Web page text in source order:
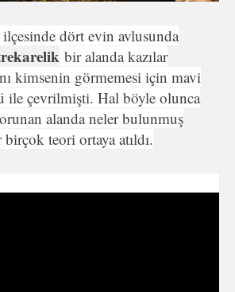
dört evin avlusunda
bir alanda kazılar
kimsenin görmemesi için mavi
ile çevrilmişti. Hal böyle olunca
alanda neler bulunmuş
teori ortaya atıldı.